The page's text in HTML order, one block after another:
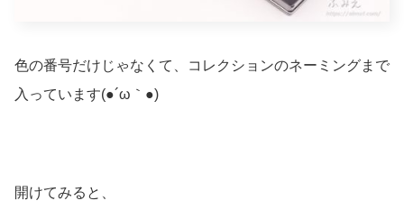
色の番号だけじゃなくて、コレクションのネーミングまで
入っています(●´ω｀●)
開けてみると、